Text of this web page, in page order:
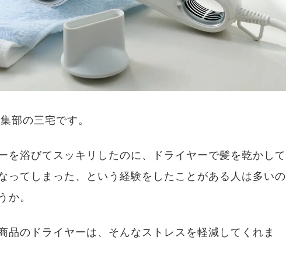
部の三宅です。
を浴びてスッキリしたのに、ドライヤーで髪を乾かして
ってしまった、という経験をしたことがある人は多いの
か。
品のドライヤーは、そんなストレスを軽減してくれま